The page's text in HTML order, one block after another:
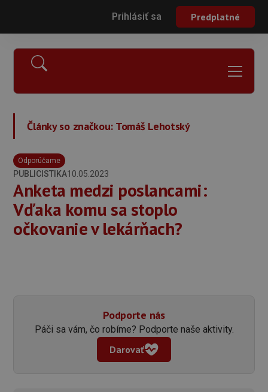
Prihlásiť sa Predplatné
Články so značkou: Tomáš Lehotský
Odporúčame
PUBLICISTIKA10.05.2023
Anketa medzi poslancami:
Vďaka komu sa stoplo
očkovanie v lekárňach?
Podporte nás
Páči sa vám, čo robíme? Podporte naše aktivity.
Darovať